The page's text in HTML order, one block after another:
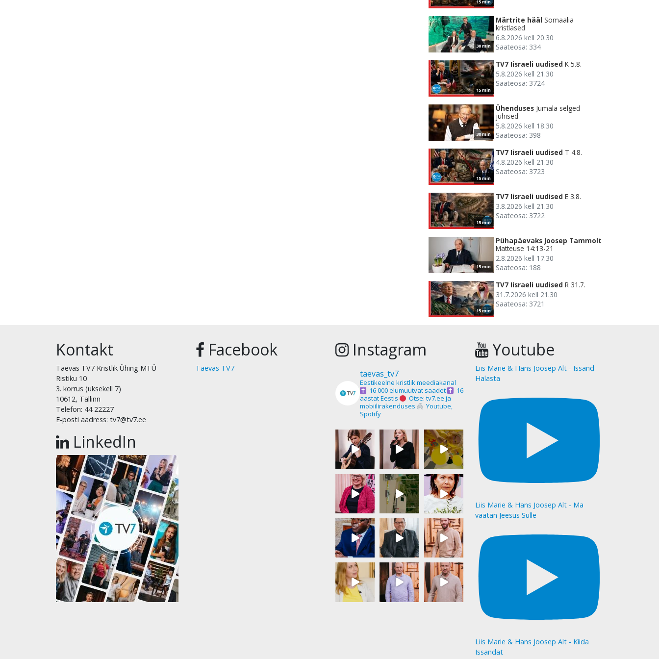
15 min
30 min
Märtrite hääl Somaalia
kristlased
6.8.2026 kell 20.30
Saateosa: 334
15 min
TV7 Iisraeli uudised K 5.8.
5.8.2026 kell 21.30
Saateosa: 3724
30 min
Ühenduses Jumala selged
juhised
5.8.2026 kell 18.30
Saateosa: 398
15 min
TV7 Iisraeli uudised T 4.8.
4.8.2026 kell 21.30
Saateosa: 3723
15 min
TV7 Iisraeli uudised E 3.8.
3.8.2026 kell 21.30
Saateosa: 3722
15 min
Pühapäevaks Joosep Tammolt
Matteuse 14:13-21
2.8.2026 kell 17.30
Saateosa: 188
15 min
TV7 Iisraeli uudised R 31.7.
31.7.2026 kell 21.30
Saateosa: 3721
Kontakt
Taevas TV7 Kristlik Ühing MTÜ
Ristiku 10
3. korrus (uksekell 7)
10612, Tallinn
Telefon: 44 22227
E-posti aadress: tv7@tv7.ee
LinkedIn
Facebook
Taevas TV7
Instagram
taevas_tv7
Eestikeelne kristlik meediakanal
16 000 elumuutvat saadet
16
aastat Eestis
Otse: tv7.ee ja
mobiilirakenduses
Youtube,
Spotify
Youtube
Liis Marie & Hans Joosep Alt - Issand
Halasta
Liis Marie & Hans Joosep Alt - Ma
vaatan Jeesus Sulle
Liis Marie & Hans Joosep Alt - Kiida
Issandat